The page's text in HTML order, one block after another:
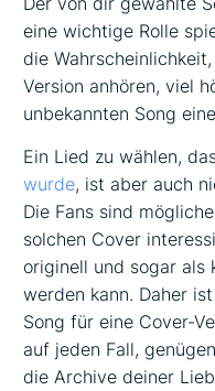
eine wichtige Rolle
die
Version anhören, viel
unbekannten Song
Ein Lied zu wählen,
wurde, ist aber auch
Die Fans sind
solchen Cover
originell und sogar als
werden kann. Daher
Song für eine Cover-
auf jeden Fall,
die Archive deiner